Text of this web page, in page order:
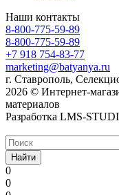
Наши контакты
8-800-775-59-89
8-800-775-59-89
+7 918 754-83-77
marketing@batyanya.ru
г. Ставрополь,
2026 © Интернет-
материалов
Разработка LMS-
Найти
0
0